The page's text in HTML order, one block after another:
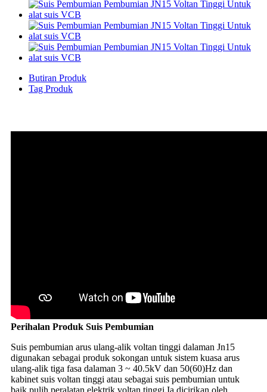
Butiran Produk
Tag Produk
Perihalan Produk Suis Pembumian
Suis pembumian arus ulang-alik voltan tinggi dalaman Jn15
digunakan sebagai produk sokongan untuk sistem kuasa arus
ulang-alik tiga fasa dalaman 3 ~ 40.5kV dan 50(60)Hz dan
kabinet suis voltan tinggi atau sebagai suis pembumian untuk
baik pulih peralatan elektrik voltan tinggi.Ia dicirikan oleh